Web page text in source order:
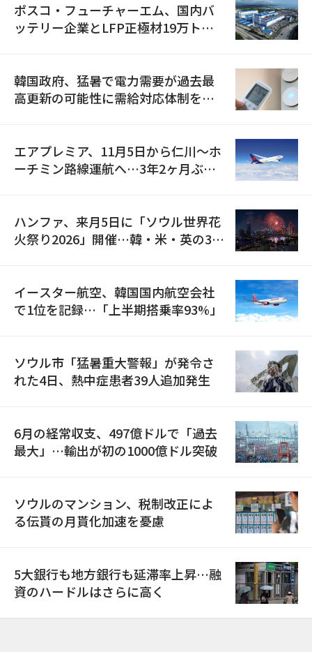
ポスコ・フューチャーエム、国内バ
ッテリー企業とLFP正極材19万トン
韓国政府、猛暑で電力需要が過去最
高更新の可能性に需給対応体制を点
エアプレミア、11月5日から仁川〜ホ
ーチミン路線運航へ…3年2ヶ月ぶり
ハンファ、来月5日に「ソウル世界花
火祭り2026」開催…韓・米・英の3カ
イースター航空、韓国国内航空会社
で1位を記録…「上半期搭乗率93%」
ソウル市「猛暑重大警報」が発令さ
れた4日、熱中症患者39人追加発生
6月の経常収支、497億ドルで「過去
最大」…輸出が初の1000億ドル突破
ソウルのマンション、税制改正によ
る伝貰の月貰化加速を憂慮
5大銀行も地方銀行も延滞率上昇…融
資のハードルはさらに高く